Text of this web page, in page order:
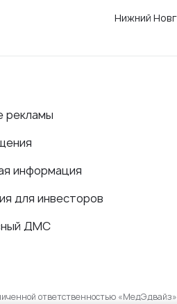
Нижний
рекламы
информация
для инвесторов
ДМС
ответственностью